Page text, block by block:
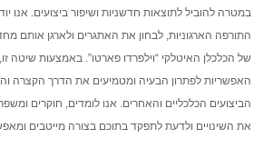
במטרה להוביל לתוצאות חדשניות ושיפור ביצועים. אנו
התורפה הארגוניות, לבחון את האתגרים ולארגן אותם
של הכלכלן האיטלקי “וילפרדו פארטו”. באמצעות שיטה
האפשריות לפתרון הבעיה ומטמיעים את הדרך הקצרה
הביצועים הכלכליים והאחרים. אנו לומדים, חוקרים
את השינויים ולדעת לתפקד בתוכם בצורה מייטבים